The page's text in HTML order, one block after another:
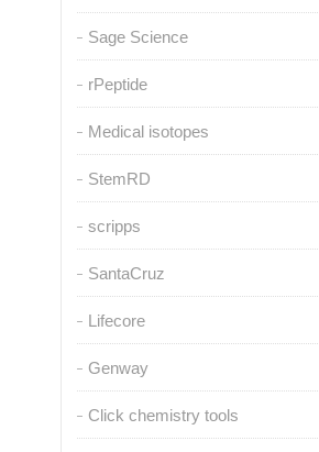
Sage Science
rPeptide
Medical isotopes
StemRD
scripps
SantaCruz
Lifecore
Genway
Click chemistry tools